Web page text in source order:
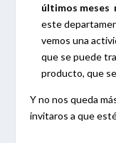
últimos meses
este
vemos una
que se puede
producto, que
Y no nos queda
invitaros a que